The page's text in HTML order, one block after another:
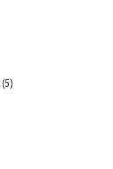
(5)